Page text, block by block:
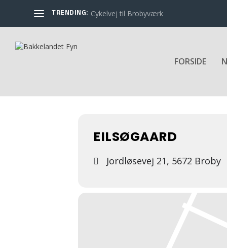
TRENDING: Cykelvej til Brobyværk
FORSIDE
EVENTS AT THIS
EILSØGAARD
Jordløsevej 21, 5672 Broby